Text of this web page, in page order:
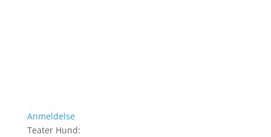
Anmeldelse
Teater Hund: